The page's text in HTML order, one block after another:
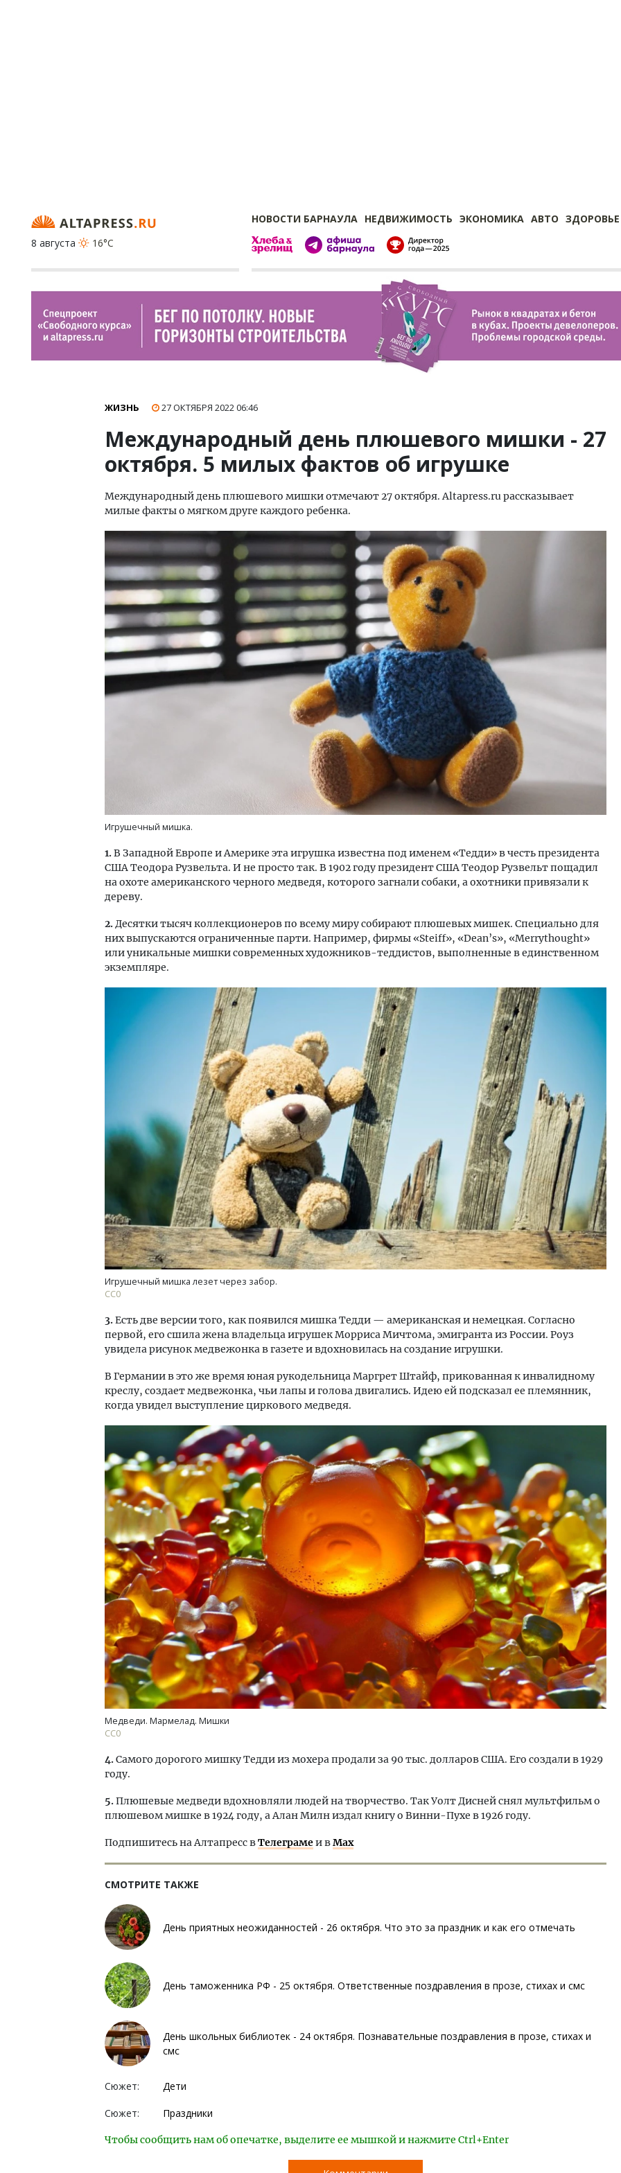
НОВОСТИ БАРНАУЛА НЕДВИЖИМОСТЬ ЭКОНОМИКА АВТО ЗДОРОВЬЕ
8 августа
16°C
ЖИЗНЬ 27 ОКТЯБРЯ 202206:46
Международный день плюшевого мишки - 27
октября. 5 милых фактов об игрушке
Международный день плюшевого мишки отмечают 27 октября. Altapress.ru рассказывает
милые факты о мягком друге каждого ребенка.
Игрушечный мишка.
1.В Западной Европе и Америке эта игрушка известна под именем «Тедди» в честь президента
США Теодора Рузвельта. И не просто так. В 1902 году президент США Теодор Рузвельт пощадил
на охоте американского черного медведя, которого загнали собаки, а охотники привязали к
дереву.
2.Десятки тысяч коллекционеров по всему миру собирают плюшевых мишек. Специально для
них выпускаются ограниченные парти. Например, фирмы «Steiff», «Dean’s», «Merrythought»
или уникальные мишки современных художников-теддистов, выполненные в единственном
экземпляре.
Игрушечный мишка лезет через забор.
СС0
3.Есть две версии того, как появился мишка Тедди — американская и немецкая. Согласно
первой, его сшила жена владельца игрушек Морриса Мичтома, эмигранта из России. Роуз
увидела рисунок медвежонка в газете и вдохновилась на создание игрушки.
В Германии в это же время юная рукодельница Маргрет Штайф, прикованная к инвалидному
креслу, создает медвежонка, чьи лапы и голова двигались. Идею ей подсказал ее племянник,
когда увидел выступление циркового медведя.
Медведи. Мармелад. Мишки
СС0
4.Самого дорогого мишку Тедди из мохера продали за 90 тыс. долларов США. Его создали в 1929
году.
5.Плюшевые медведи вдохновляли людей на творчество. Так Уолт Дисней снял мультфильм о
плюшевом мишке в 1924 году, а Алан Милн издал книгу о Винни-Пухе в 1926 году.
Подпишитесь на Алтапресс вТелеграмеи вMax
СМОТРИТЕ ТАКЖЕ
День приятных неожиданностей - 26 октября. Что это за праздник и как его отмечать
День таможенника РФ - 25 октября. Ответственные поздравления в прозе, стихах и смс
День школьных библиотек - 24 октября. Познавательные поздравления в прозе, стихах и
смс
Сюжет: Дети
Сюжет: Праздники
Чтобы сообщить нам об опечатке, выделите ее мышкой и нажмите Ctrl+Enter
Смелость архитектурных идей.
Генеральный директор компании
ЗИАС — об эстетике городов,
трендах в фасадах и развитии рынка
СТРОИТЕЛЬСТВО
Ищем новые берега.
«Жилищной инициативы»
Гатилов — о том, как
оставаться на плаву,
штормит
СТРОИТЕЛЬСТВО